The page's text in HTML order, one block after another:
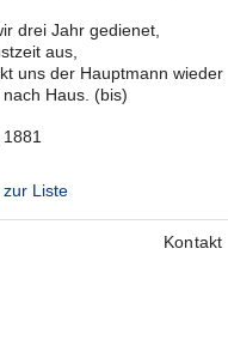
drei Jahr gedienet,
aus,
uns der Hauptmann wieder
Haus. (bis)
Liste
Kontakt